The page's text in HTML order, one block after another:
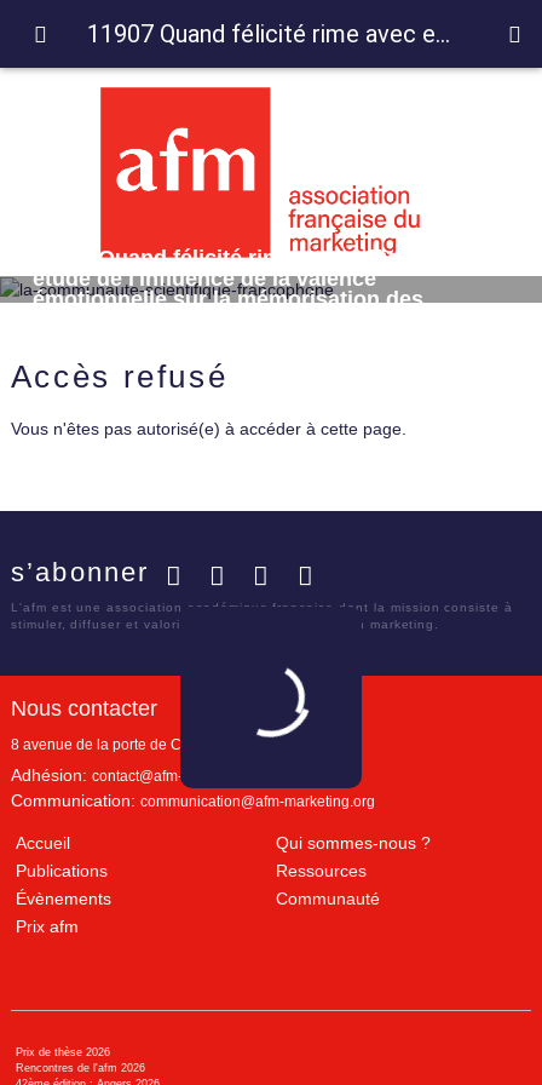
11907 Quand félicité rime avec efficacité :
étude de l'influence de la valence
émotionnelle sur la mémorisation des
Accès refusé
Vous n'êtes pas autorisé(e) à accéder à cette page.
s’abonner
L'afm est une association académique française dont la mission consiste à
stimuler, diffuser et valoriser le savoir scientifique en marketing.
Nous contacter
8 avenue de la porte de Champerret
Adhésion: contact@afm-marketing.org
Communication: communication@afm-marketing.org
Accueil
Qui sommes-nous ?
Publications
Ressources
Évènements
Communauté
Prix afm
Prix de thèse 2026
Rencontres de l'afm 2026
11907 Quand félicité rime avec efficacité : étude de l'influence de la valence émotionnelle sur la mémorisation des sponsors